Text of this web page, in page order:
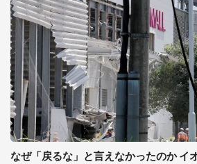
なぜ「戻るな」と言えなかったのか イ